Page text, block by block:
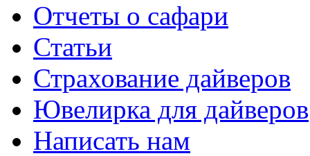
Отчеты о сафари
Статьи
Страхование дайверов
Ювелирка для дайверов
Написать нам